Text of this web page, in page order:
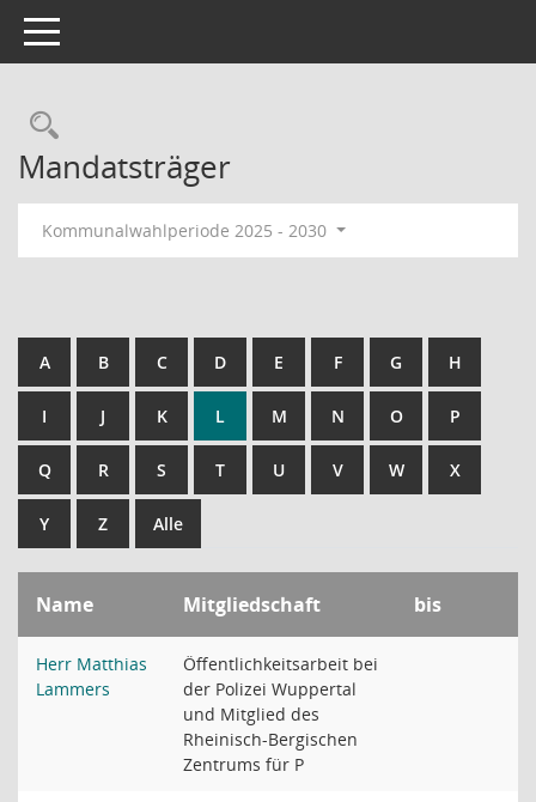
Toggle navigation
Rechercheauswahl
Mandatsträger
Kommunalwahlperiode 2025 - 2030
A B C D E F G H
I J K L M N O P
Q R S T U V W X
Y Z Alle
Name Mitgliedschaft bis
Herr Matthias
Lammers
Öffentlichkeitsarbeit bei
der Polizei Wuppertal
und Mitglied des
Rheinisch-Bergischen
Zentrums für P